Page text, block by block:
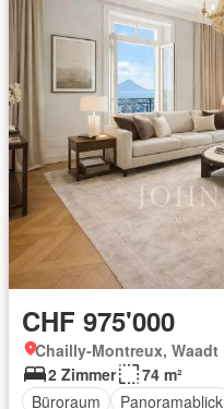
CHF 975'000
Chailly-Montreux, Waadt
2 Zimmer
74 m²
Büroraum
Panoramablick